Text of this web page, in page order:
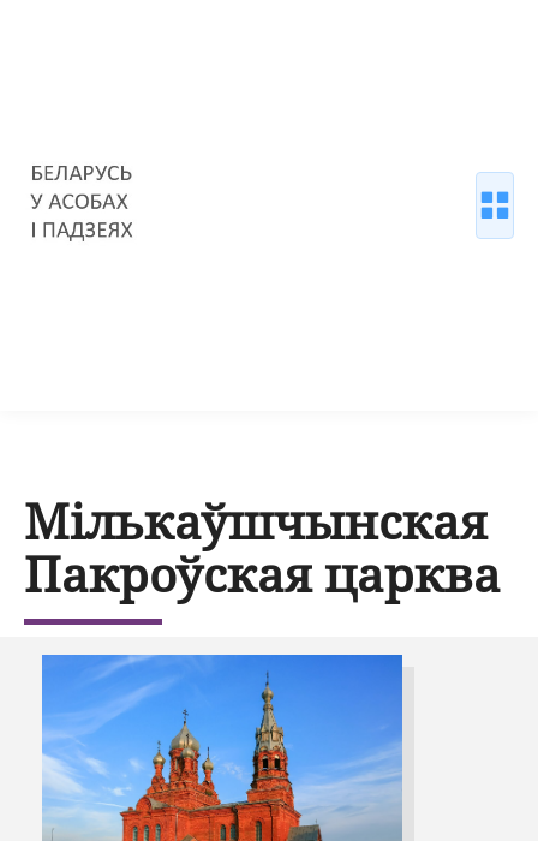
Мількаўшчынская
Пакроўская царква